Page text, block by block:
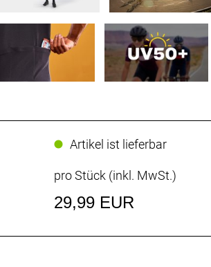
Artikel ist lieferbar
pro Stück (inkl. MwSt.)
29,99 EUR